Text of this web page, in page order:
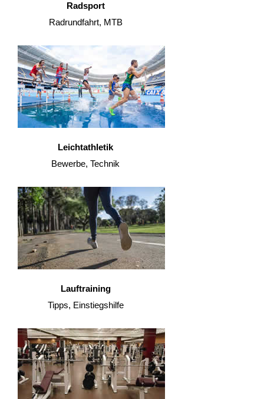
Radsport
Radrundfahrt, MTB
Leichtathletik
Bewerbe, Technik
Lauftraining
Tipps, Einstiegshilfe